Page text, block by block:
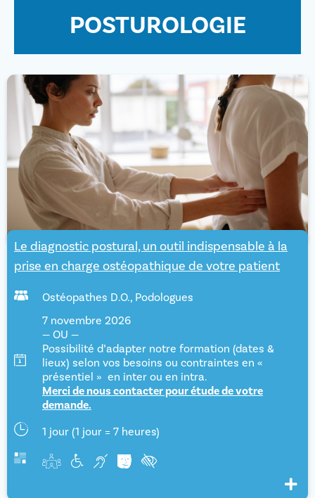
POSTUROLOGIE
Le diagnostic postural, un outil indispensable à la
prise en charge ostéopathique de votre patient
Ostéopathes D.O., Podologues
7 novembre 2026
— OU —
Possibilité d’adapter notre formation (dates &
lieux) selon vos besoins ou contraintes en «
présentiel » en inter ou en intra.
Merci de nous contacter pour étude de votre
demande.
1 jour (1 jour = 7 heures)
Voir